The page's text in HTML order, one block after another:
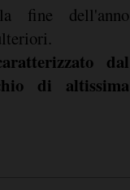
fine dell'anno
dal
di altissima